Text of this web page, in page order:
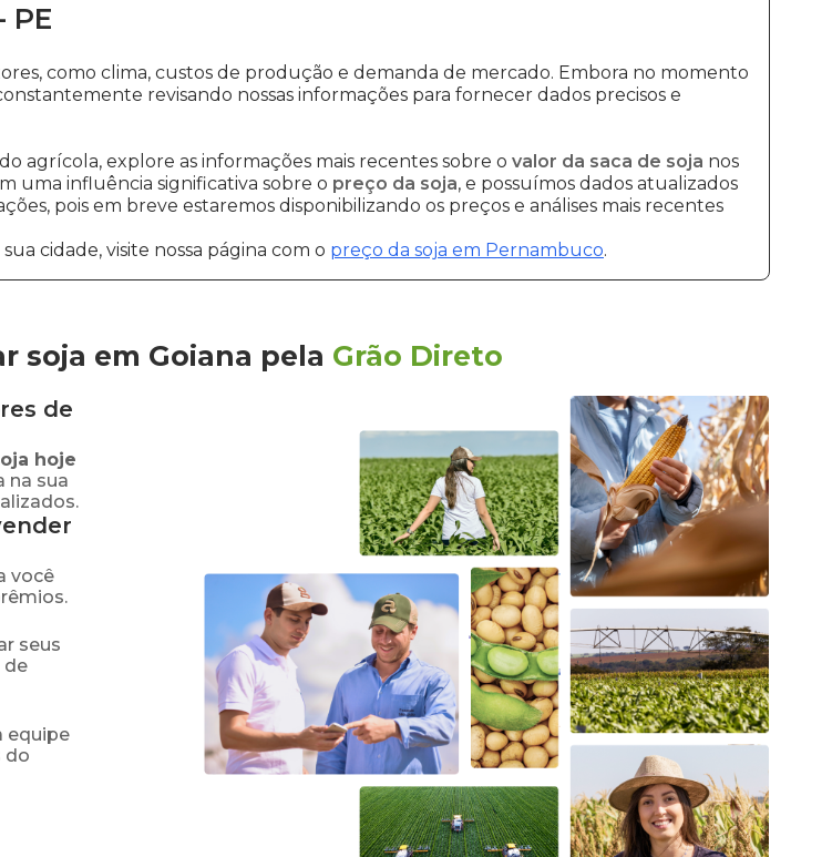
PE
como clima, custos de produção e demanda de mercado. Embora no momento
revisando nossas informações para fornecer dados precisos e
agrícola, explore as informações mais recentes sobre o valor da saca de soja nos
uma influência significativa sobre o preço da soja, e possuímos dados atualizados
pois em breve estaremos disponibilizando os preços e análises mais recentes
cidade, visite nossa página com o preço da soja em Pernambuco.
soja em Goiana pela Grão Direto
de
hoje
na sua
você
seus
de
equipe
do